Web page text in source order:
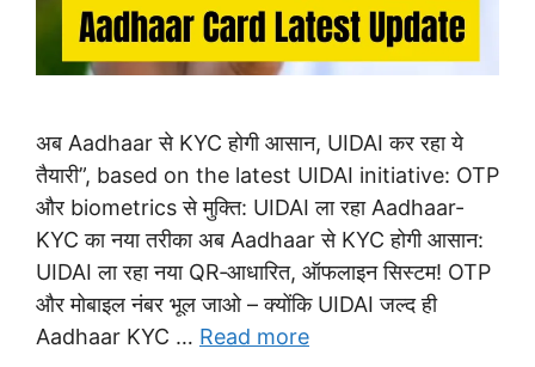
अब Aadhaar से KYC होगी आसान, UIDAI कर रहा ये
तैयारी”, based on the latest UIDAI initiative: OTP
और biometrics से मुक्ति: UIDAI ला रहा Aadhaar-
KYC का नया तरीका अब Aadhaar से KYC होगी आसान:
UIDAI ला रहा नया QR‑आधारित, ऑफलाइन सिस्टम! OTP
और मोबाइल नंबर भूल जाओ – क्योंकि UIDAI जल्द ही
Aadhaar KYC … Read more